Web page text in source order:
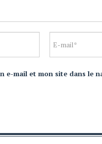
e-mail et mon site dans le